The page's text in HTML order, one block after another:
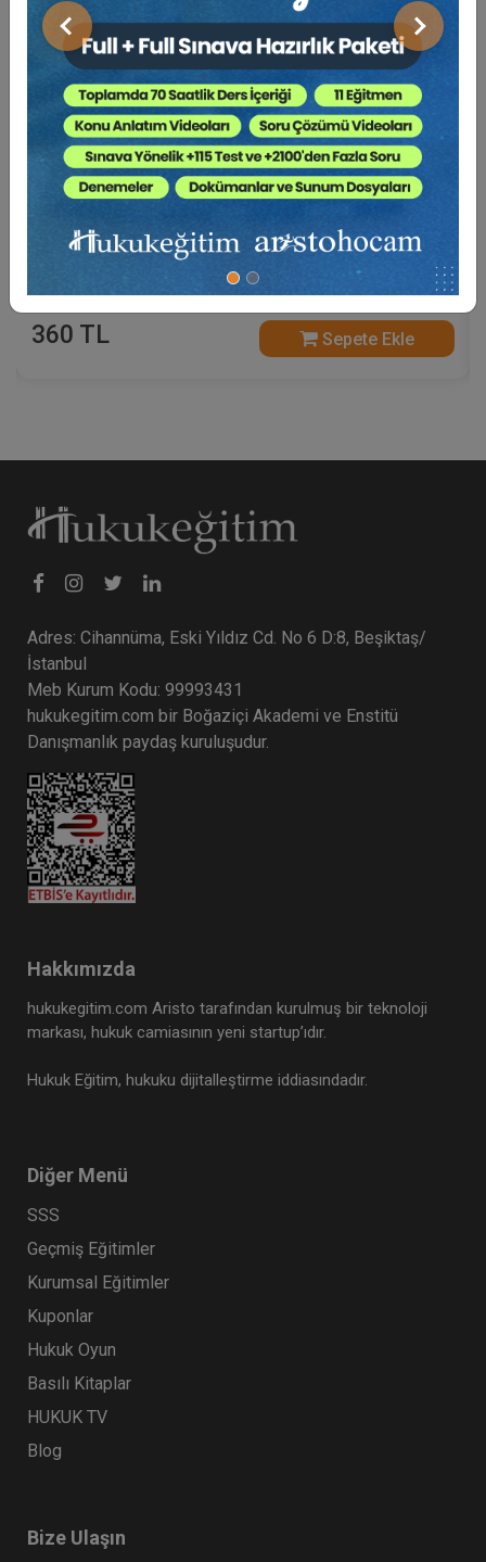
Önceki Sonraki
Tüketi̇ci̇ Hukukunda Güncel Sorunlar - XIII.
Tüketi̇ci̇ Hukuku Kongresi̇ - I. Oturum Video
360 TL Sepete Ekle
Adres: Cihannüma, Eski Yıldız Cd. No 6 D:8, Beşiktaş/
İstanbul
Meb Kurum Kodu: 99993431
hukukegitim.com bir Boğaziçi Akademi ve Enstitü
Danışmanlık paydaş kuruluşudur.
Hakkımızda
hukukegitim.com Aristo tarafından kurulmuş bir teknoloji
markası, hukuk camiasının yeni startup’ıdır.
Hukuk Eğitim, hukuku dijitalleştirme iddiasındadır.
Diğer Menü
SSS
Geçmiş Eğitimler
Kurumsal Eğitimler
Kuponlar
Hukuk Oyun
Basılı Kitaplar
HUKUK TV
Blog
Bize Ulaşın